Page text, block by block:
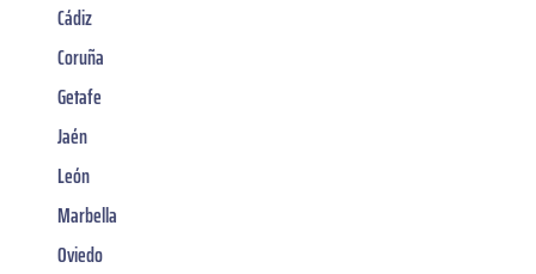
Cádiz
Coruña
Getafe
Jaén
León
Marbella
Oviedo